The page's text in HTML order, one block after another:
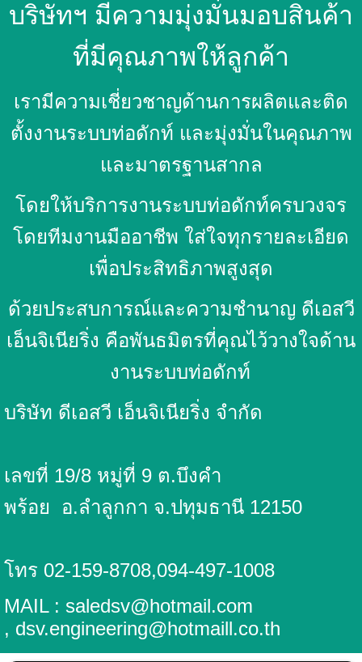
บริษัทฯ มีความมุ่งมั่นมอบสินค้า
ที่มีคุณภาพให้ลูกค้า
เรามีความเชี่ยวชาญด้านการผลิตและติด
ตั้งงานระบบท่อดักท์ และมุ่งมั่นในคุณภาพ
และมาตรฐานสากล
โดยให้บริการงานระบบท่อดักท์ครบวงจร
โดยทีมงานมืออาชีพ ใส่ใจทุกรายละเอียด
เพื่อประสิทธิภาพสูงสุด
ด้วยประสบการณ์และความชำนาญ ดีเอสวี
เอ็นจิเนียริ่ง คือพันธมิตรที่คุณไว้วางใจด้าน
งานระบบท่อดักท์
บริษัท ดีเอสวี เอ็นจิเนียริ่ง จำกัด
เลขที่ 19/8 หมู่ที่ 9 ต.บึงคำ
พร้อย อ.ลำลูกกา จ.ปทุมธานี 12150
โทร 02-159-8708,094-497-1008
MAIL : saledsv@hotmail.com
, dsv.engineering@hotmaill.co.th